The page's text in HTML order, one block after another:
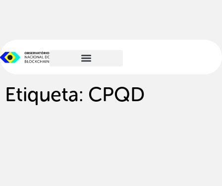
Etiqueta: CPQD